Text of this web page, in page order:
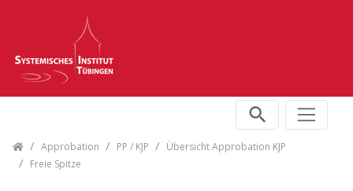
Skip navigation
Approbation PP / KJP
Übersicht Approbation KJP
Freie Spitze